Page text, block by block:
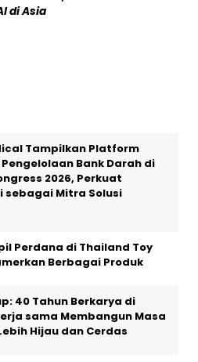
di Asia
Tampilkan Platform
Bank Darah di
2026, Perkuat
sebagai Mitra Solusi
Perdana di Thailand Toy
Berbagai Produk
40 Tahun Berkarya di
sama Membangun Masa
Hijau dan Cerdas